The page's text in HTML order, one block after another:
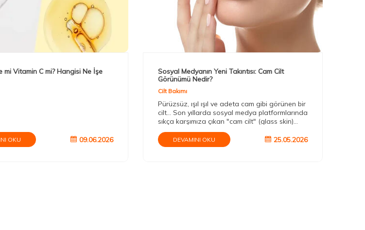
mi Vitamin C mi? Hangisi Ne İşe
OKU 09.06.2026
Sosyal Medyanın Yeni Takıntısı: Cam Cilt
Görünümü Nedir?
Cilt Bakımı
Pürüzsüz, ışıl ışıl ve adeta cam gibi görünen bir
cilt... Son yıllarda sosyal medya platformlarında
sıkça karşımıza çıkan "cam cilt" (glass skin)
trendi, milyonlarca kişinin güzellik rutinini
değiştirdi. Peki gerçekten herkes cam cilt
görünümüne ulaşabilir mi, yoksa bu akım dijital
DEVAMINI OKU 25.05.2026